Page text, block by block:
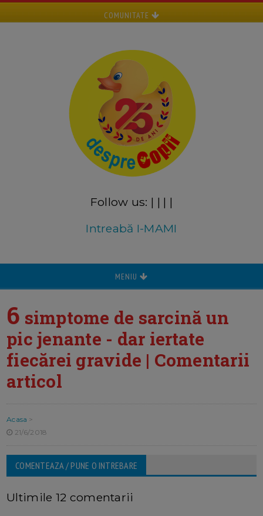
COMUNITATE
Follow us: | | | |
Intreabă I-MAMI
MENIU
6 simptome de sarcină un
pic jenante - dar iertate
fiecărei gravide | Comentarii
articol
Acasa >
21/6/2018
COMENTEAZA / PUNE O INTREBARE
Ultimile 12 comentarii